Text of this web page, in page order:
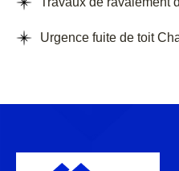
Urgence fuite de toit